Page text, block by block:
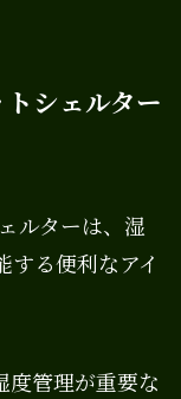
シェルター
ルターは、湿
る便利なアイ
度管理が重要な